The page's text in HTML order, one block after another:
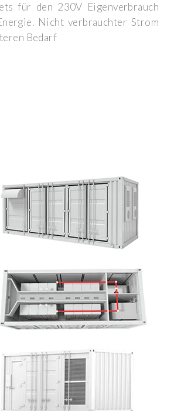
für den 230V Eigenverbrauch
Nicht verbrauchter Strom
Bedarf